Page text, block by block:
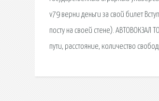
v79 верни деньги за свой билет
посту на своей стене). АВТОВОКЗАЛ
пути, расстояние, количество